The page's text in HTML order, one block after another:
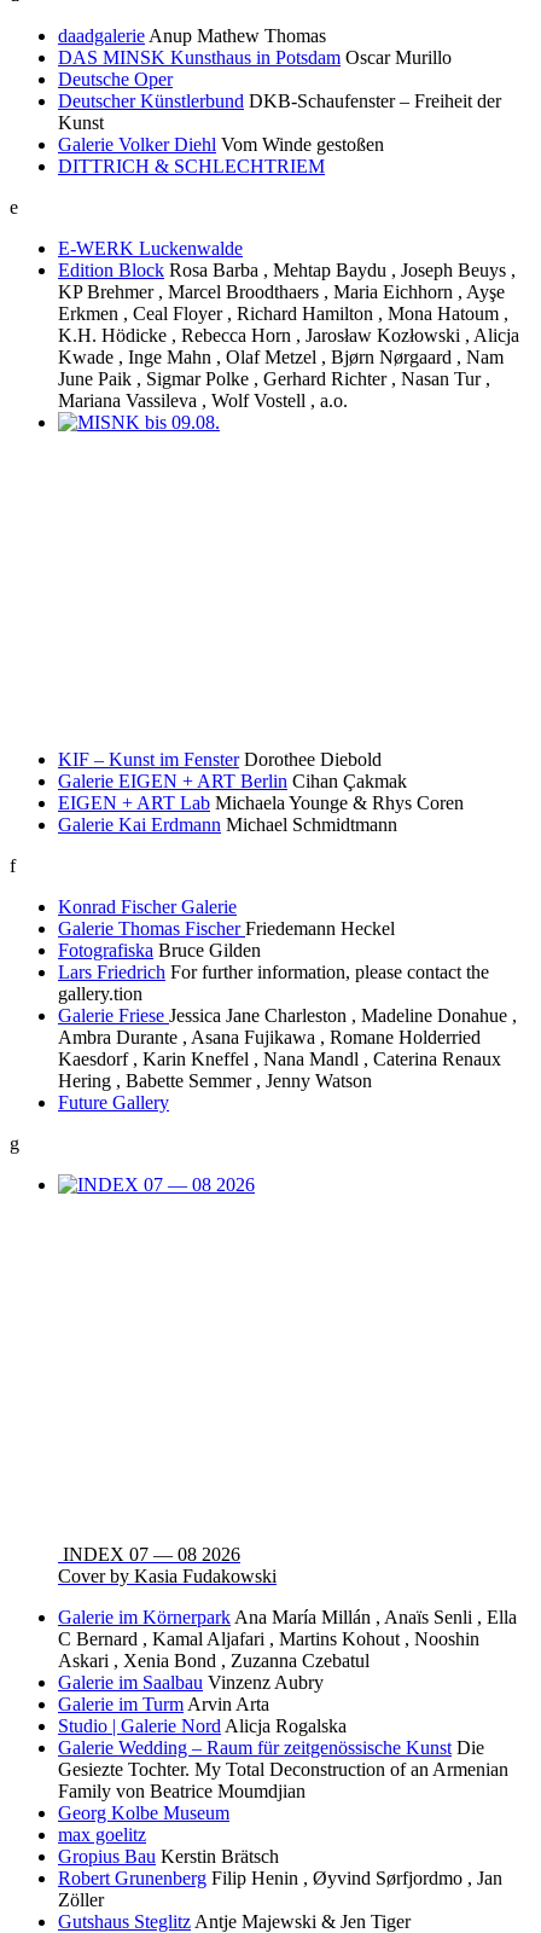
daadgalerie Anup Mathew Thomas
DAS MINSK Kunsthaus in Potsdam Oscar Murillo
Deutsche Oper
Deutscher Künstlerbund DKB-Schaufenster – Freiheit der
Kunst
Galerie Volker Diehl Vom Winde gestoßen
DITTRICH & SCHLECHTRIEM
e
E-WERK Luckenwalde
Edition Block Rosa Barba , Mehtap Baydu , Joseph Beuys ,
KP Brehmer , Marcel Broodthaers , Maria Eichhorn , Ayşe
Erkmen , Ceal Floyer , Richard Hamilton , Mona Hatoum ,
K.H. Hödicke , Rebecca Horn , Jarosław Kozłowski , Alicja
Kwade , Inge Mahn , Olaf Metzel , Bjørn Nørgaard , Nam
June Paik , Sigmar Polke , Gerhard Richter , Nasan Tur ,
Mariana Vassileva , Wolf Vostell , a.o.
KIF – Kunst im Fenster Dorothee Diebold
Galerie EIGEN + ART Berlin Cihan Çakmak
EIGEN + ART Lab Michaela Younge & Rhys Coren
Galerie Kai Erdmann Michael Schmidtmann
f
Konrad Fischer Galerie
Galerie Thomas FischerFriedemann Heckel
Fotografiska Bruce Gilden
Lars Friedrich For further information, please contact the
gallery.tion
Galerie Friese Jessica Jane Charleston , Madeline Donahue ,
Ambra Durante , Asana Fujikawa , Romane Holderried
Kaesdorf , Karin Kneffel , Nana Mandl , Caterina Renaux
Hering , Babette Semmer , Jenny Watson
Future Gallery
g
INDEX 07 — 08 2026
Cover by Kasia Fudakowski
Galerie im Körnerpark Ana María Millán , Anaïs Senli , Ella
C Bernard , Kamal Aljafari , Martins Kohout , Nooshin
Askari , Xenia Bond , Zuzanna Czebatul
Galerie im Saalbau Vinzenz Aubry
Galerie im Turm Arvin Arta
Studio | Galerie Nord Alicja Rogalska
Galerie Wedding – Raum für zeitgenössische Kunst Die
Gesiezte Tochter. My Total Deconstruction of an Armenian
Family von Beatrice Moumdjian
Georg Kolbe Museum
max goelitz
Gropius Bau Kerstin Brätsch
Robert Grunenberg Filip Henin , Øyvind Sørfjordmo , Jan
Zöller
Gutshaus Steglitz Antje Majewski & Jen Tiger